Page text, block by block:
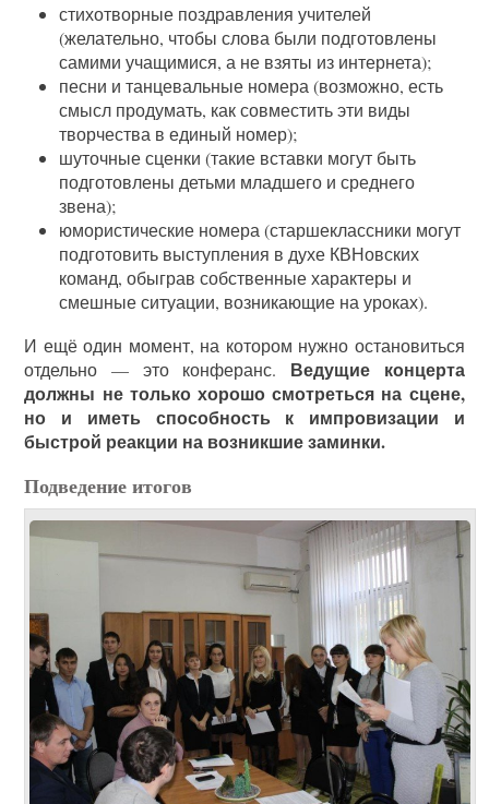
стихотворные поздравления учителей
(желательно, чтобы слова были подготовлены
самими учащимися, а не взяты из интернета);
песни и танцевальные номера (возможно, есть
смысл продумать, как совместить эти виды
творчества в единый номер);
шуточные сценки (такие вставки могут быть
подготовлены детьми младшего и среднего
звена);
юмористические номера (старшеклассники могут
подготовить выступления в духе КВНовских
команд, обыграв собственные характеры и
смешные ситуации, возникающие на уроках).
И ещё один момент, на котором нужно остановиться
отдельно — это конферанс. Ведущие концерта
должны не только хорошо смотреться на сцене,
но и иметь способность к импровизации и
быстрой реакции на возникшие заминки.
Подведение итогов